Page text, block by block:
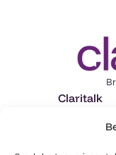
Claritalk